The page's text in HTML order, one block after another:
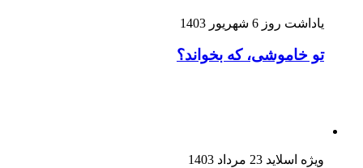
یاداشت روز 6 شهریور 1403
تو خاموشی، که بخواند؟
ویژه اسلاید 23 مرداد 1403